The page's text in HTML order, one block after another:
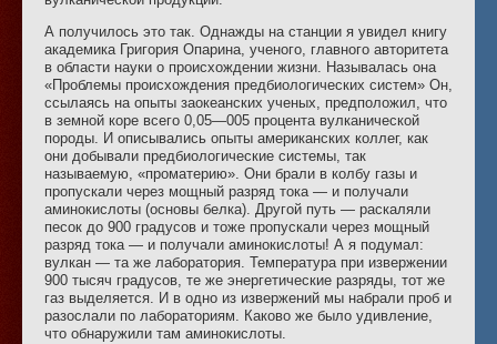
А получилось это так. Однажды на станции я увидел книгу
академика Григория Опарина, ученого, главного авторитета
в области науки о происхождении жизни. Называлась она
«Проблемы происхождения предбиологических систем» Он,
ссылаясь на опыты заокеанских ученых, предположил, что
в земной коре всего 0,05—005 процента вулканической
породы. И описывались опыты американских коллег, как
они добывали предбиологические системы, так
называемую, «проматерию». Они брали в колбу газы и
пропускали через мощный разряд тока — и получали
аминокислоты (основы белка). Другой путь — раскаляли
песок до 900 градусов и тоже пропускали через мощный
разряд тока — и получали аминокислоты! А я подумал:
вулкан — та же лаборатория. Температура при извержении
900 тысяч градусов, те же энергетические разряды, тот же
газ выделяется. И в одно из извержений мы набрали проб и
разослали по лабораториям. Каково же было удивление,
что обнаружили там аминокислоты.